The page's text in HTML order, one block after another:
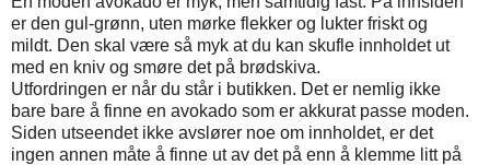
er den gul-grønn, uten mørke flekker og lukter friskt og
mildt. Den skal være så myk at du kan skufle innholdet ut
med en kniv og smøre det på brødskiva.
Utfordringen er når du står i butikken. Det er nemlig ikke
bare bare å finne en avokado som er akkurat passe moden.
Siden utseendet ikke avslører noe om innholdet, er det
ingen annen måte å finne ut av det på enn å klemme litt på